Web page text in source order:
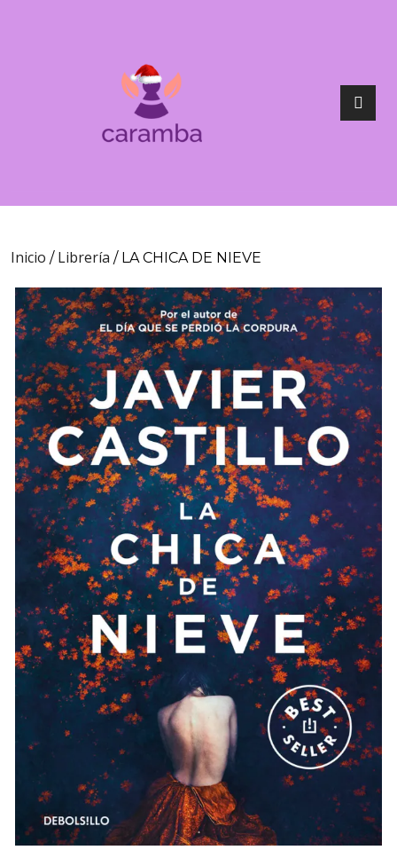
Inicio / Librería / LA CHICA DE NIEVE